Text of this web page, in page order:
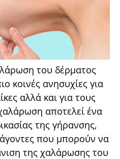
του δέρματος
κοινές ανησυχίες για
αλλά και για τους
αποτελεί ένα
της γήρανσης,
που μπορούν να
της χαλάρωσης του